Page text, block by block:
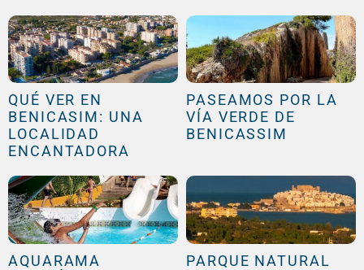
QUÉ VER EN
BENICASIM: UNA
LOCALIDAD
ENCANTADORA
PASEAMOS POR LA
VÍA VERDE DE
BENICASSIM
AQUARAMA
PARQUE NATURAL